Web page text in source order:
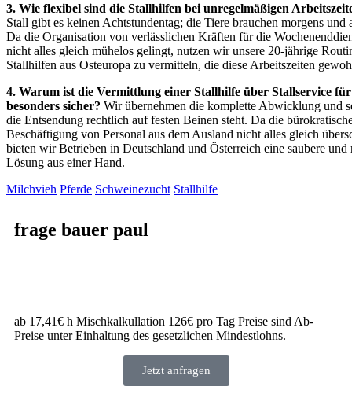
3. Wie flexibel sind die Stallhilfen bei unregelmäßigen
Stall gibt es keinen Achtstundentag; die Tiere brauchen morgens und
Da die Organisation von verlässlichen Kräften für die
nicht alles gleich mühelos gelingt, nutzen wir unsere 20-jährige
Stallhilfen aus Osteuropa zu vermitteln, die diese Arbeitszeiten
4. Warum ist die Vermittlung einer Stallhilfe über Stallservice
besonders sicher? Wir übernehmen die komplette Abwicklung und
die Entsendung rechtlich auf festen Beinen steht. Da die
Beschäftigung von Personal aus dem Ausland nicht alles gleich
bieten wir Betrieben in Deutschland und Österreich eine saubere und
Lösung aus einer Hand.
Milchvieh Pferde Schweinezucht Stallhilfe
frage bauer paul
ab 17,41€ h Mischkalkullation 126€ pro Tag Preise sind Ab-
Preise unter Einhaltung des gesetzlichen Mindestlohns.
Jetzt anfragen